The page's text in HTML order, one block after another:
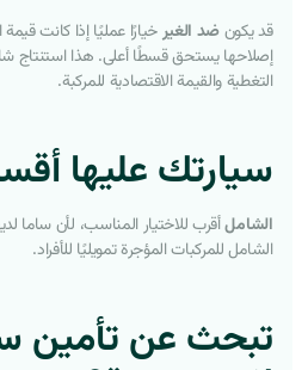
قد يكونضد الغيرخيارًا عمليًا إذا كانت
إصلاحها يستحق قسطًا أعلى. هذا استنتاج
التغطية والقيمة الاقتصادية للمركبة.
سيارتك عليها
الشاملأقرب للاختيار المناسب، لأن ساما
الشامل للمركبات المؤجرة تمويليًا للأفراد.
تبحث عن تأمين